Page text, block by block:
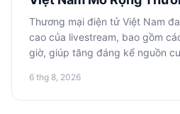
Cho Thương Mại Điện
Thương mại điện tử Việt Nam
cao của livestream, bao gồm
giờ, giúp tăng đáng kể nguồn
kinh nghiệm này để mở rộng sự
trường châu Á và tối ưu hóa
6 thg 8, 2026